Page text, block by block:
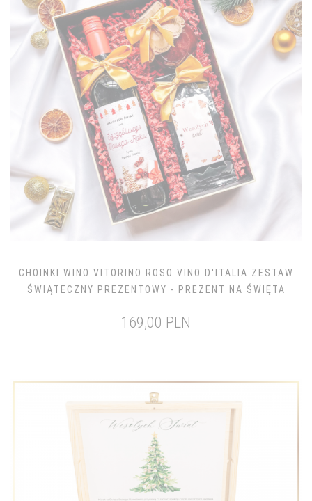
CHOINKI WINO VITORINO ROSO VINO D'ITALIA ZESTAW
ŚWIĄTECZNY PREZENTOWY - PREZENT NA ŚWIĘTA
169,00 PLN